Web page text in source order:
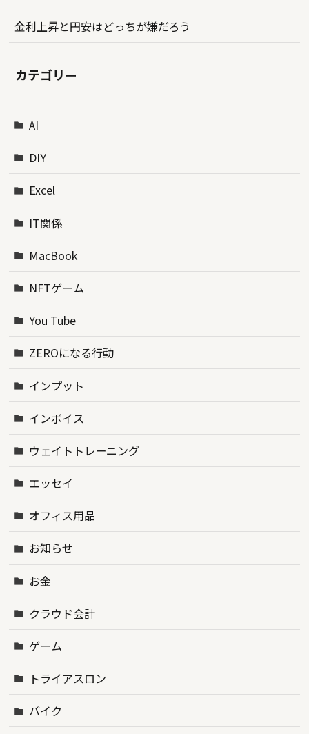
金利上昇と円安はどっちが嫌だろう
カテゴリー
AI
DIY
Excel
IT関係
MacBook
NFTゲーム
You Tube
ZEROになる行動
インプット
インボイス
ウェイトトレーニング
エッセイ
オフィス用品
お知らせ
お金
クラウド会計
ゲーム
トライアスロン
バイク